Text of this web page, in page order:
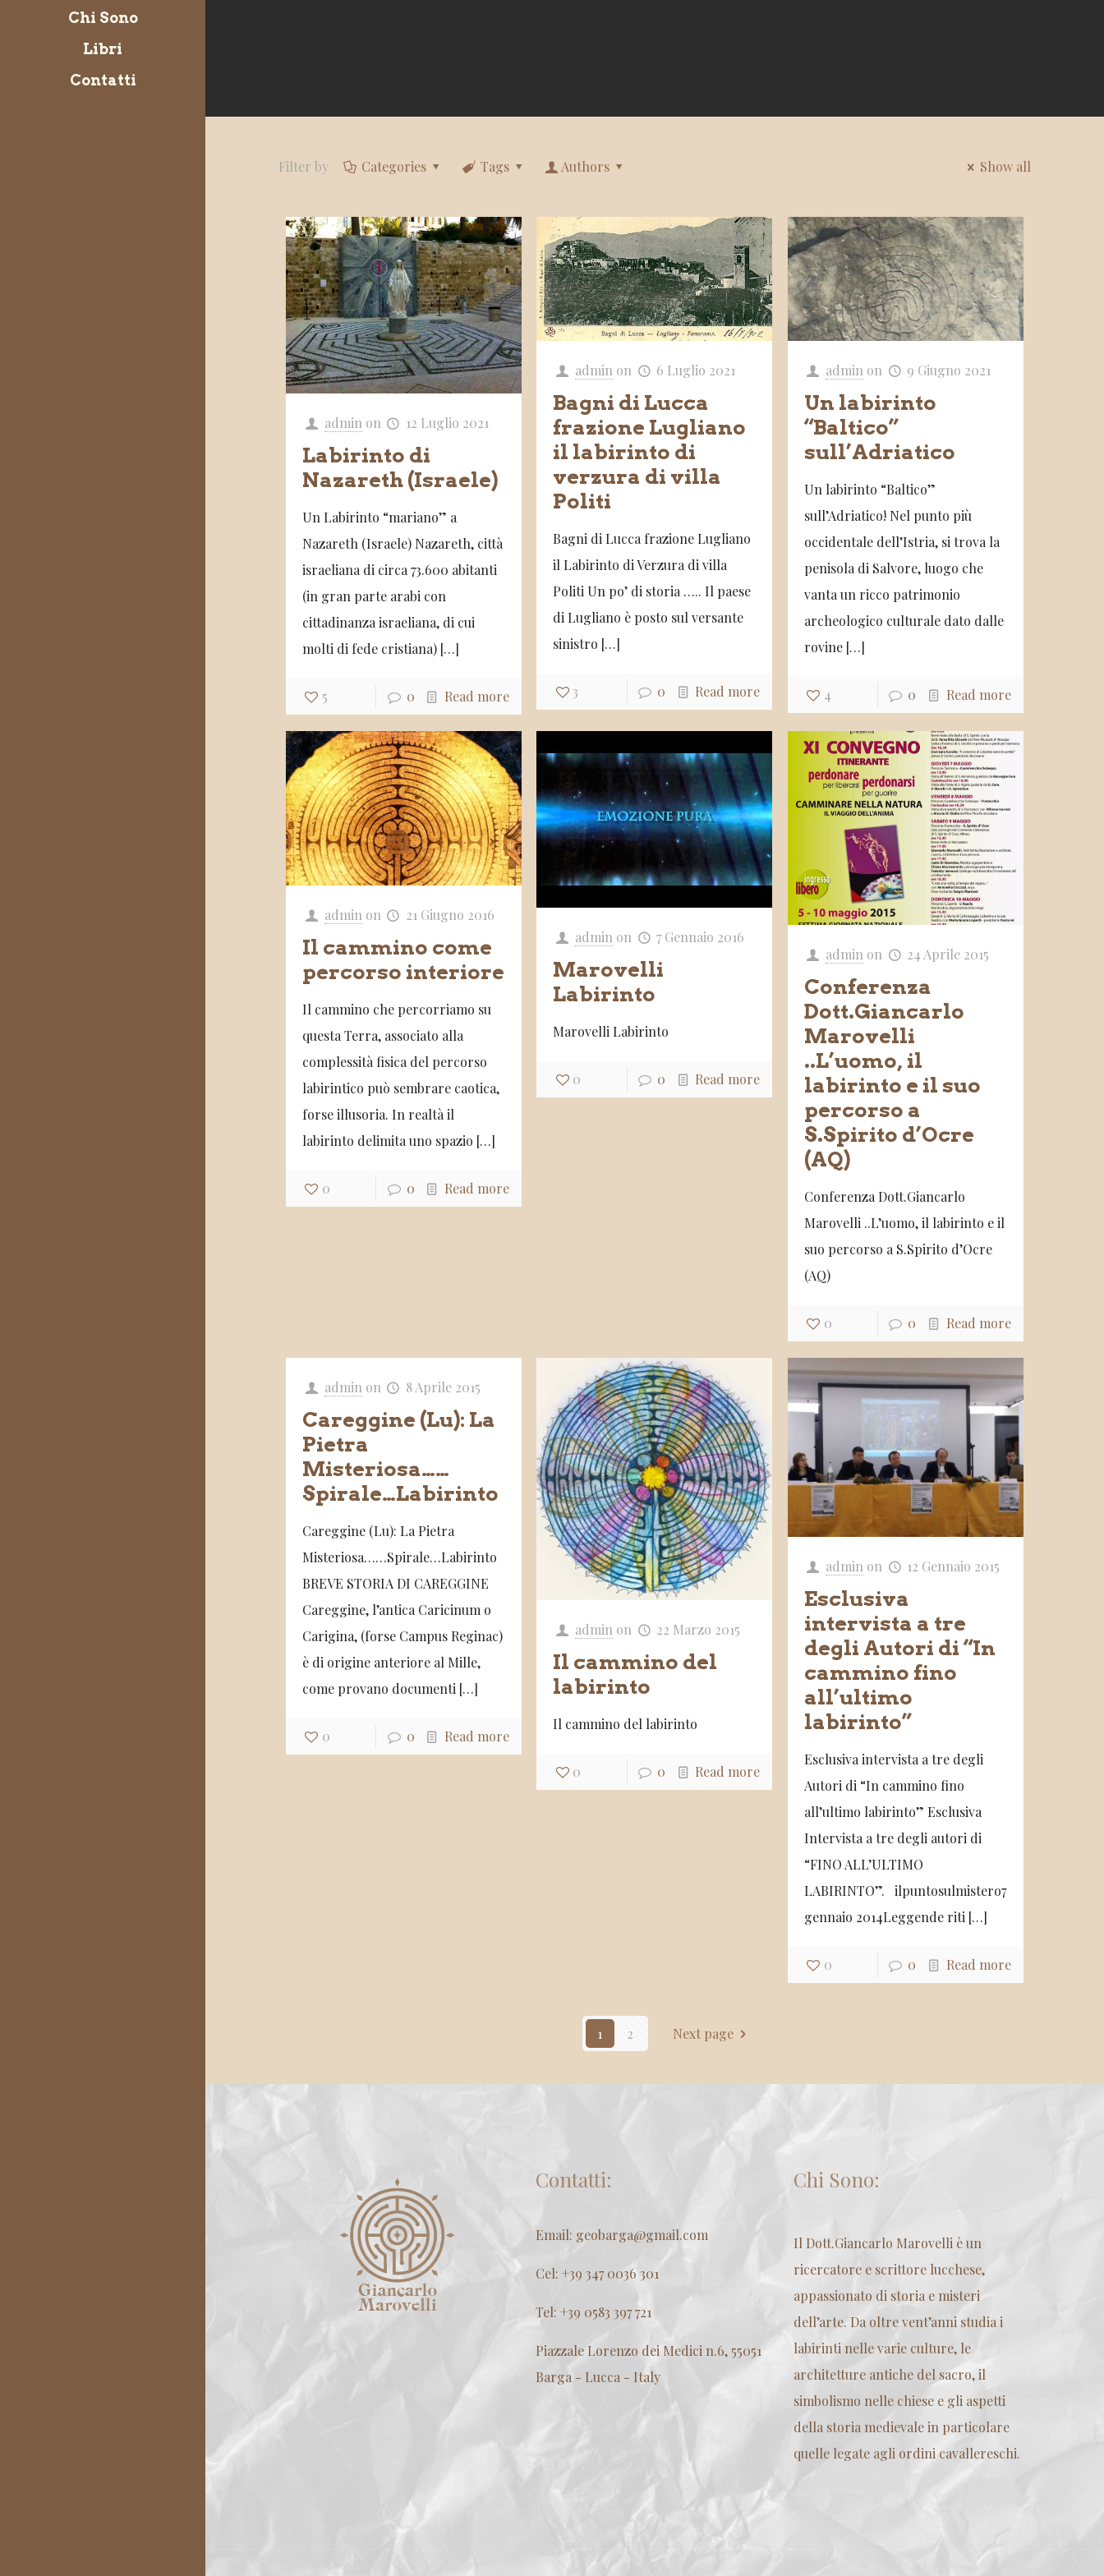
Chi Sono
Libri
Contatti
Filter by Categories Tags Authors Show all
admin on 12 Luglio 2021
Labirinto di
Nazareth (Israele)
Un Labirinto “mariano” a
Nazareth (Israele) Nazareth, città
israeliana di circa 73.600 abitanti
(in gran parte arabi con
cittadinanza israeliana, di cui
molti di fede cristiana) […]
5 0 Read more
admin on 6 Luglio 2021
Bagni di Lucca
frazione Lugliano
il labirinto di
verzura di villa
Politi
Bagni di Lucca frazione Lugliano
il Labirinto di Verzura di villa
Politi Un po’ di storia ….. Il paese
di Lugliano è posto sul versante
sinistro […]
3 0 Read more
admin on 9 Giugno 2021
Un labirinto
“Baltico”
sull’Adriatico
Un labirinto “Baltico”
sull’Adriatico! Nel punto più
occidentale dell’Istria, si trova la
penisola di Salvore, luogo che
vanta un ricco patrimonio
archeologico culturale dato dalle
rovine[…]
4 0 Read more
admin on 21 Giugno 2016
Il cammino come
percorso interiore
Il cammino che percorriamo su
questa Terra, associato alla
complessità fisica del percorso
labirintico può sembrare caotica,
forse illusoria. In realtà il
labirinto delimita uno spazio […]
0 0 Read more
admin on 7 Gennaio 2016
Marovelli
Labirinto
Marovelli Labirinto
0 0 Read more
admin on 24 Aprile 2015
Conferenza
Dott.Giancarlo
Marovelli
..L’uomo, il
labirinto e il suo
percorso a
S.Spirito d’Ocre
(AQ)
Conferenza Dott.Giancarlo
Marovelli ..L’uomo, il labirinto e il
suo percorso a S.Spirito d’Ocre
(AQ)
0 0 Read more
admin on 8 Aprile 2015
Careggine (Lu): La
Pietra
Misteriosa……
Spirale…Labirinto
Careggine (Lu): La Pietra
Misteriosa……Spirale…Labirinto
BREVE STORIA DI CAREGGINE
Careggine, l’antica Caricinum o
Carigina, (forse Campus Reginac)
è di origine anteriore al Mille,
come provano documenti […]
0 0 Read more
admin on 22 Marzo 2015
Il cammino del
labirinto
Il cammino del labirinto
0 0 Read more
admin on 12 Gennaio 2015
Esclusiva
intervista a tre
degli Autori di “In
cammino fino
all’ultimo
labirinto”
Esclusiva intervista a tre degli
Autori di “In cammino fino
all’ultimo labirinto” Esclusiva
Intervista a tre degli autori di
“FINO ALL’ULTIMO
LABIRINTO”. ilpuntosulmistero7
gennaio 2014Leggende riti […]
0 0 Read more
1 2 Next page
Contatti:
Email: geobarga@gmail.com
Cel: +39 347 0036 301
Tel: +39 0583 397 721
Piazzale Lorenzo dei Medici n.6, 55051
Barga - Lucca - Italy
Chi Sono:
Il Dott.Giancarlo Marovelli è un
ricercatore e scrittore lucchese,
appassionato di storia e misteri
dell’arte. Da oltre vent’anni studia i
labirinti nelle varie culture, le
architetture antiche del sacro, il
simbolismo nelle chiese e gli aspetti
della storia medievale in particolare
quelle legate agli ordini cavallereschi.